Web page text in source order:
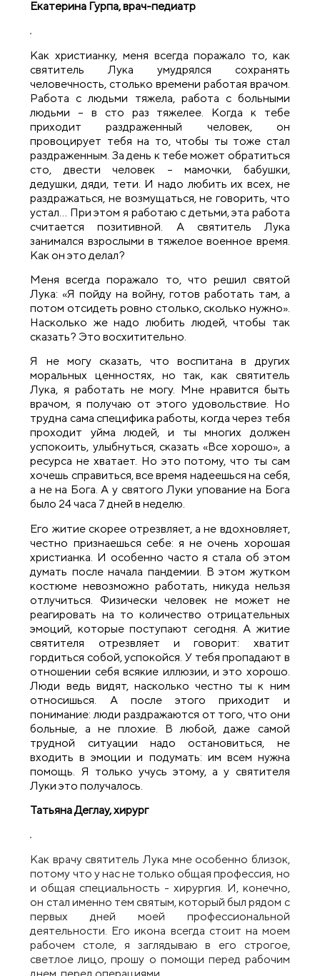
Екатерина Гурпа, врач-педиатр
Как христианку, меня всегда поражало то, как
святитель Лука умудрялся сохранять
человечность, столько времени работая врачом.
Работа с людьми тяжела, работа с больными
людьми – в сто раз тяжелее. Когда к тебе
приходит раздраженный человек, он
провоцирует тебя на то, чтобы ты тоже стал
раздраженным. За день к тебе может обратиться
сто, двести человек – мамочки, бабушки,
дедушки, дяди, тети. И надо любить их всех, не
раздражаться, не возмущаться, не говорить, что
устал… При этом я работаю с детьми, эта работа
считается позитивной. А святитель Лука
занимался взрослыми в тяжелое военное время.
Как он это делал?
Меня всегда поражало то, что решил святой
Лука: «Я пойду на войну, готов работать там, а
потом отсидеть ровно столько, сколько нужно».
Насколько же надо любить людей, чтобы так
сказать? Это восхитительно.
Я не могу сказать, что воспитана в других
моральных ценностях, но так, как святитель
Лука, я работать не могу. Мне нравится быть
врачом, я получаю от этого удовольствие. Но
трудна сама специфика работы, когда через тебя
проходит уйма людей, и ты многих должен
успокоить, улыбнуться, сказать «Все хорошо», а
ресурса не хватает. Но это потому, что ты сам
хочешь справиться, все время надеешься на себя,
а не на Бога. А у святого Луки упование на Бога
было 24 часа 7 дней в неделю.
Его житие скорее отрезвляет, а не вдохновляет,
честно признаешься себе: я не очень хорошая
христианка. И особенно часто я стала об этом
думать после начала пандемии. В этом жутком
костюме невозможно работать, никуда нельзя
отлучиться. Физически человек не может не
реагировать на то количество отрицательных
эмоций, которые поступают сегодня. А житие
святителя отрезвляет и говорит: хватит
гордиться собой, успокойся. У тебя пропадают в
отношении себя всякие иллюзии, и это хорошо.
Люди ведь видят, насколько честно ты к ним
относишься. А после этого приходит и
понимание: люди раздражаются от того, что они
больные, а не плохие. В любой, даже самой
трудной ситуации надо остановиться, не
входить в эмоции и подумать: им всем нужна
помощь. Я только учусь этому, а у святителя
Луки это получалось.
Татьяна Деглау, хирург
Как врачу святитель Лука мне особенно близок,
потому что у нас не только общая профессия, но
и общая специальность - хирургия. И, конечно,
он стал именно тем святым, который был рядом с
первых дней моей профессиональной
деятельности. Его икона всегда стоит на моем
рабочем столе, я заглядываю в его строгое,
светлое лицо, прошу о помощи перед рабочим